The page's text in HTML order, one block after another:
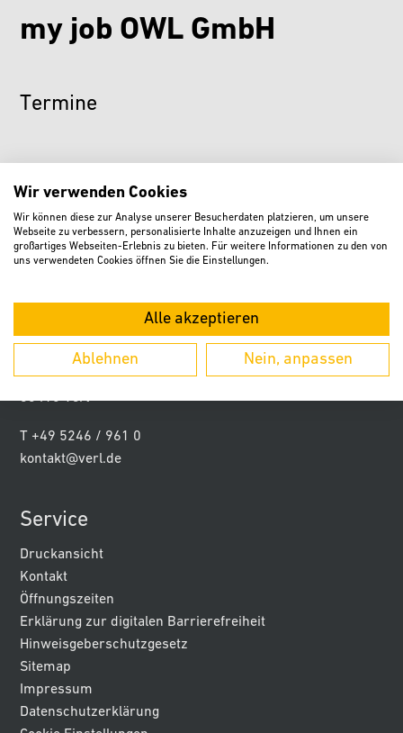
my job OWL GmbH
Termine
ZURÜCK
Stadt Verl
Paderborner Str. 5
33415 Verl
T +49 5246 / 961 0
kontakt@verl.de
Service
Druckansicht
Kontakt
Öffnungszeiten
Erklärung zur digitalen Barrierefreiheit
Hinweisgeberschutzgesetz
Sitemap
Impressum
Datenschutzerklärung
Wir verwenden Cookies
Wir können diese zur Analyse unserer Besucherdaten platzieren, um unsere
Webseite zu verbessern, personalisierte Inhalte anzuzeigen und Ihnen ein
großartiges Webseiten-Erlebnis zu bieten. Für weitere Informationen zu den von
uns verwendeten Cookies öffnen Sie die Einstellungen.
Alle akzeptieren
Ablehnen Nein, anpassen